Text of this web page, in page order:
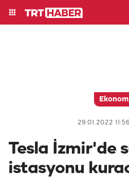
29.01.2022 11:56
Tesla İzmir'de
istasyonu